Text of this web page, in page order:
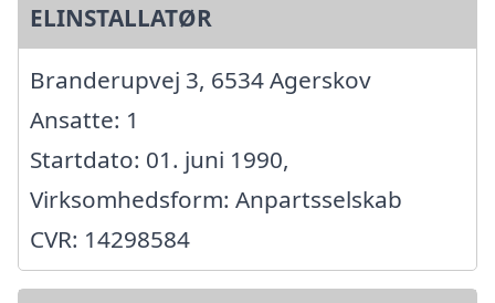
ELINSTALLATØR
Branderupvej 3, 6534 Agerskov
Ansatte: 1
Startdato: 01. juni 1990,
Virksomhedsform: Anpartsselskab
CVR: 14298584